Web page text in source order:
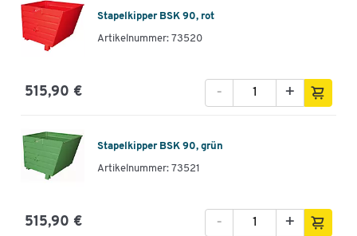
Stapelkipper BSK 90, rot
Artikelnummer: 73520
515,90 € +
-
Stapelkipper BSK 90, grün
Artikelnummer: 73521
515,90 € +
-